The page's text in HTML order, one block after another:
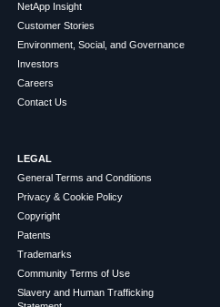
NetApp Insight
Customer Stories
Environment, Social, and Governance
Investors
Careers
Contact Us
LEGAL
General Terms and Conditions
Privacy & Cookie Policy
Copyright
Patents
Trademarks
Community Terms of Use
Slavery and Human Trafficking